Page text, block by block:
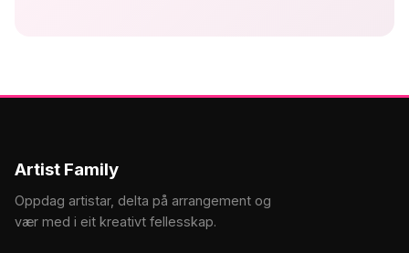
Artist Family
Oppdag artistar, delta på arrangement og
vær med i eit kreativt fellesskap.